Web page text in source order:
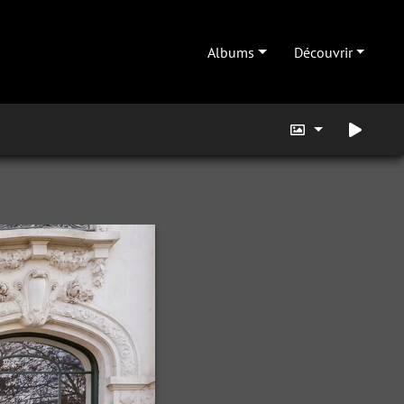
Albums Découvrir